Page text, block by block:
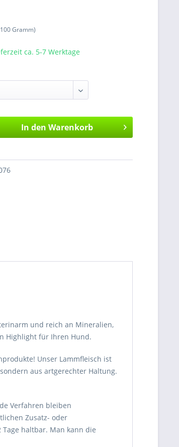
Gramm)
ca. 5-7 Werktage
In den Warenkorb
und reich an Mineralien,
Highlight für Ihren Hund.
Unser Lammfleisch ist
aus artgerechter Haltung.
Verfahren bleiben
Zusatz- oder
haltbar. Man kann die